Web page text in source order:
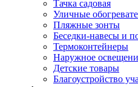
Тачка садовая
Уличные
Пляжные зонты
Беседки-навесы и
Термоконтейнеры
Наружное
Детские товары
Благоустройство